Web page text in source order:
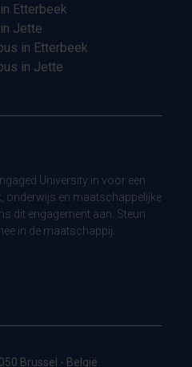
Etterbeek
Jette
in Etterbeek
in Jette
University in voor een
onderwijs en maatschappelijke
dit engagement aan. Steun
in de maatschappij.
Brussel - België